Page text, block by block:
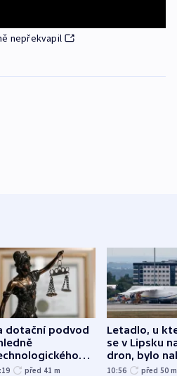
nepřekvapil
dotační podvod
poslal soud
před 41 m
Letadlo, u
se v Lipsku
dron, bylo
municí, píší
10:56 před 50 m